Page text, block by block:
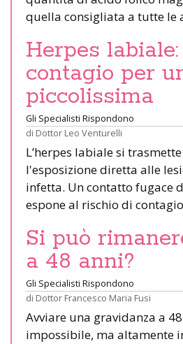
quella consigliata a tutte le
Herpes
contagio per
piccolissima
Gli Specialisti Rispondono
di Dottor Leo Venturelli
L’herpes labiale si
l'esposizione diretta alle
infetta. Un contatto fugace
espone al rischio di
Si può
a 48 anni?
Gli Specialisti Rispondono
di Dottor Francesco Maria Fusi
Avviare una gravidanza a
impossibile, ma altamente